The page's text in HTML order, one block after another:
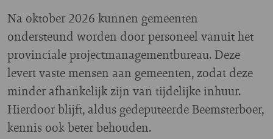
Na oktober 2026 kunnen gemeenten
ondersteund worden door personeel vanuit het
provinciale projectmanagementbureau. Deze
levert vaste mensen aan gemeenten, zodat deze
minder afhankelijk zijn van tijdelijke inhuur.
Hierdoor blijft, aldus gedeputeerde Beemsterboer,
kennis ook beter behouden.